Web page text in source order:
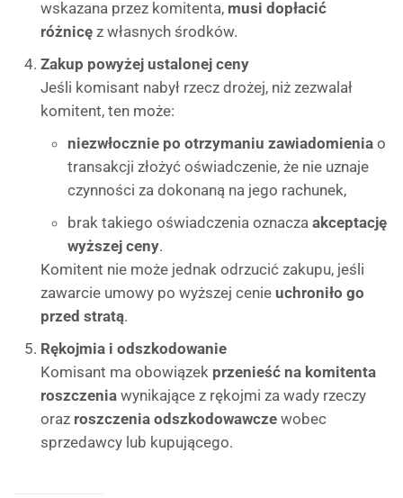
wskazana przez komitenta, musi dopłacić
różnicę z własnych środków.
Zakup powyżej ustalonej ceny
Jeśli komisant nabył rzecz drożej, niż zezwalał
komitent, ten może:
niezwłocznie po otrzymaniu zawiadomienia o
transakcji złożyć oświadczenie, że nie uznaje
czynności za dokonaną na jego rachunek,
brak takiego oświadczenia oznacza akceptację
wyższej ceny.
Komitent nie może jednak odrzucić zakupu, jeśli
zawarcie umowy po wyższej cenie uchroniło go
przed stratą.
Rękojmia i odszkodowanie
Komisant ma obowiązek przenieść na komitenta
roszczenia wynikające z rękojmi za wady rzeczy
oraz roszczenia odszkodowawcze wobec
sprzedawcy lub kupującego.